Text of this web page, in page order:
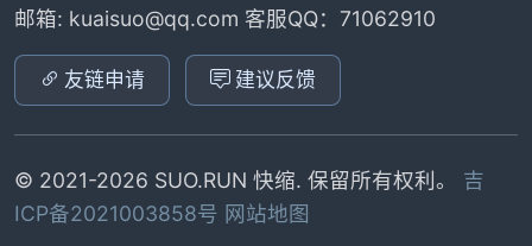
邮箱: kuaisuo@qq.com 客服QQ：71062910
友链申请 建议反馈
© 2021-2026 SUO.RUN 快缩. 保留所有权利。 吉
ICP备2021003858号 网站地图